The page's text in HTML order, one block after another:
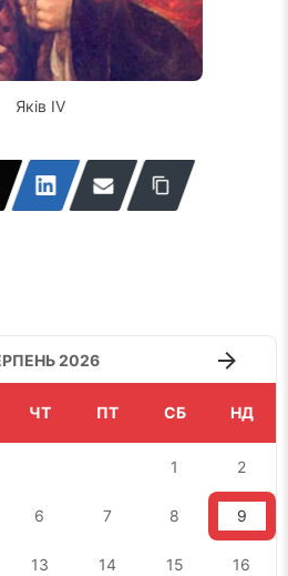
Яків IV
2026
ЧТ ПТ СБ НД
1 2
6 7 8 9
13 14 15 16